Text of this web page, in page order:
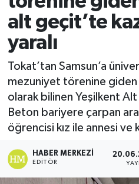
alt geçit’te
yaralı
Tokat’tan Samsun’a
mezuniyet törenine
olarak bilinen Yeşilkent
Beton bariyere çarpan
öğrencisi kız ile annesi ve
HABER MERKEZI
EDITÖR
Ekonomi
Sağlık
Tokat Haber